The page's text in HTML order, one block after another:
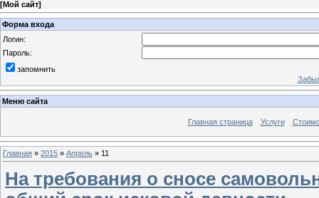
[Мой сайт]
Форма входа
Логин:
Пароль:
запомнить
Меню сайта
Главная страница Услуги
Главная » 2015 » Апрель » 11
На требования о сносе